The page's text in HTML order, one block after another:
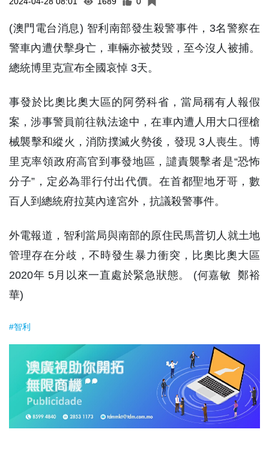
(澳門電台消息) 智利南部發生殺警事件，3名警察在
警車內遭伏擊身亡，車輛亦被焚毀，至今沒人被捕。
總統博里克宣布全國哀悼 3天。
事發於比奧比奧大區的阿勞科省，當局稱有人報假
案，涉事警員前往執法途中，在車內遭人用大口徑槍
械襲擊和縱火，消防撲滅火勢後，發現 3人喪生。博
里克率領政府高官到事發地區，譴責襲擊者是“恐怖
分子”，定必為罪行付出代價。在首都聖地牙哥，數
百人到總統府拉莫內達宮外，抗議殺警事件。
外電報道，智利當局與南部的原住民馬普切人就土地
管理存在分歧，不時發生暴力衝突，比奧比奧大區
2020年 5月以來一直處於緊急狀態。 (何嘉敏 鄭裕
華)
#智利